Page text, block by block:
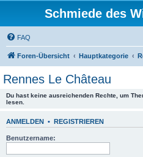
Schmiede des
FAQ
Foren-Übersicht Hauptkategorie
Rennes Le Château
Du hast keine ausreichenden Rechte, um
lesen.
ANMELDEN • REGISTRIEREN
Benutzername: